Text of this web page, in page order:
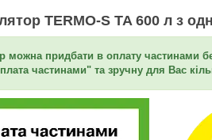
TERMO-S TA 600 л з
можна придбати в оплату частинами
частинами" та зручну для Вас